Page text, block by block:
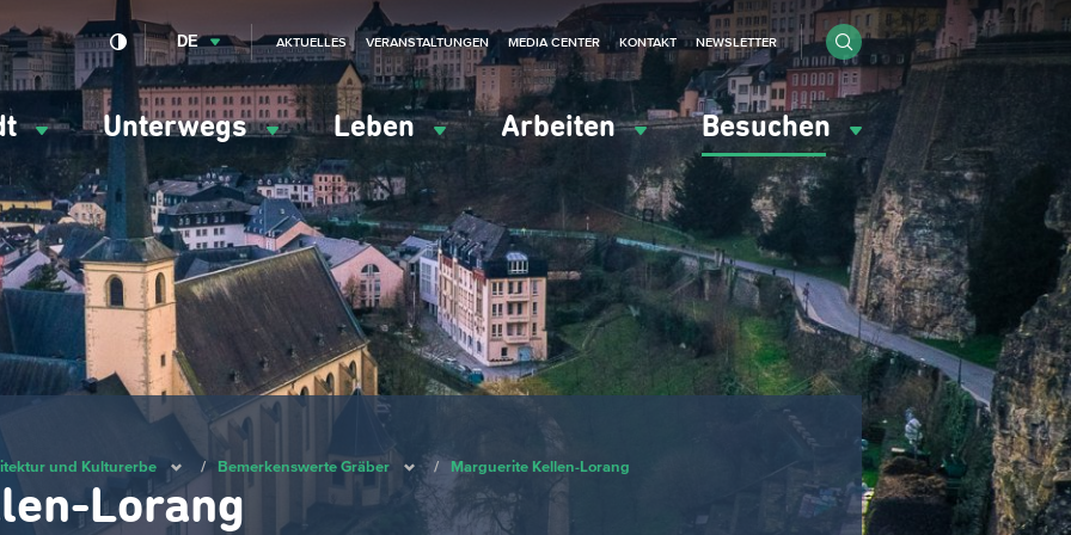
Unterwegs Leben Arbeiten Besuchen
DE AKTUELLES VERANSTALTUNGEN MEDIA CENTER KONTAKT NEWSLETTER
und Kulturerbe / Bemerkenswerte Gräber / Marguerite Kellen-Lorang
Lorang